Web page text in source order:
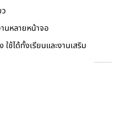
นหลายหน้าจอ
ได้ทั้งเรียนและงานเสริม